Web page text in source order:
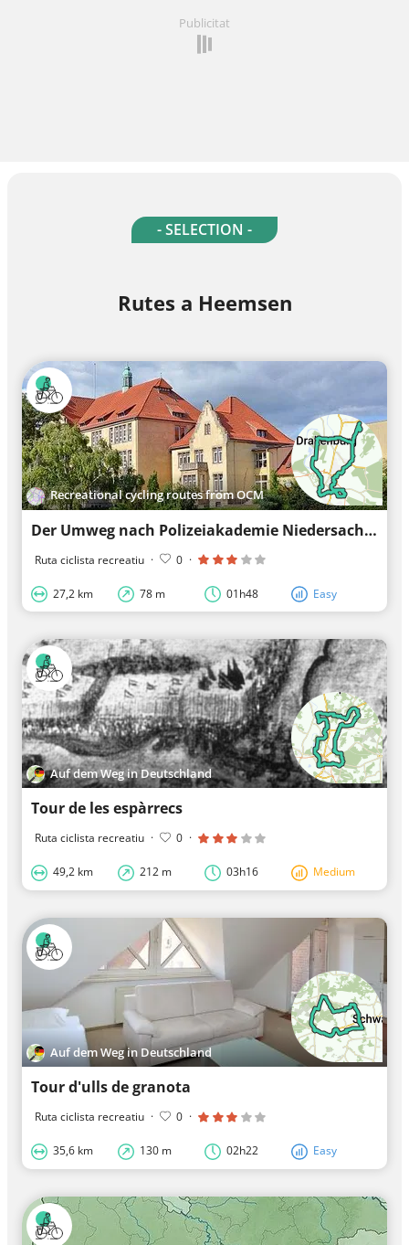
Publicitat
- SELECTION -
Rutes a Heemsen
Recreational cycling routes from OCM
Der Umweg nach Polizeiakademie Niedersachsen
Ruta ciclista recreatiu · 0 ·
27,2 km 78 m 01h48 Easy
Auf dem Weg in Deutschland
Tour de les espàrrecs
Ruta ciclista recreatiu · 0 ·
49,2 km 212 m 03h16 Medium
Auf dem Weg in Deutschland
Tour d'ulls de granota
Ruta ciclista recreatiu · 0 ·
35,6 km 130 m 02h22 Easy